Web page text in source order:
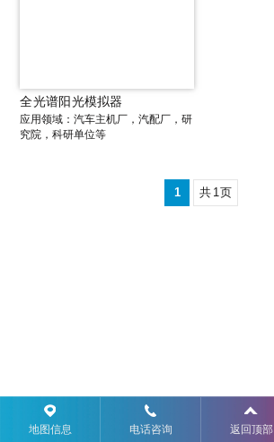
全光谱阳光模拟器
应用领域：汽车主机厂，汽配厂，研
究院，科研单位等
1 共 1页
地图信息 电话咨询 返回顶部